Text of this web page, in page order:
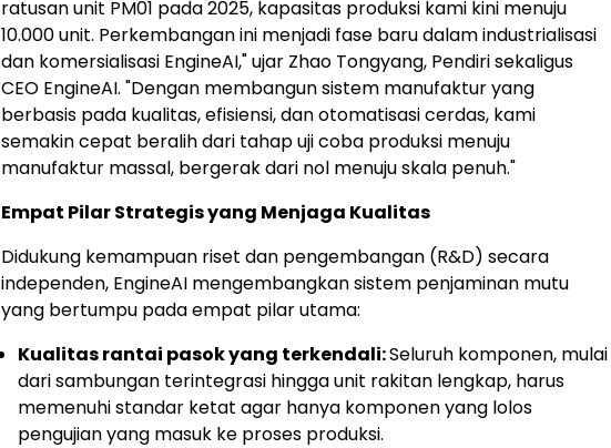
ratusan unit PM01 pada 2025, kapasitas produksi kami kini menuju
10.000 unit. Perkembangan ini menjadi fase baru dalam industrialisasi
dan komersialisasi EngineAI," ujar Zhao Tongyang, Pendiri sekaligus
CEO EngineAI. "Dengan membangun sistem manufaktur yang
berbasis pada kualitas, efisiensi, dan otomatisasi cerdas, kami
semakin cepat beralih dari tahap uji coba produksi menuju
manufaktur massal, bergerak dari nol menuju skala penuh."
Empat Pilar Strategis yang Menjaga Kualitas
Didukung kemampuan riset dan pengembangan (R&D) secara
independen, EngineAI mengembangkan sistem penjaminan mutu
yang bertumpu pada empat pilar utama:
Kualitas rantai pasok yang terkendali:Seluruh komponen, mulai
dari sambungan terintegrasi hingga unit rakitan lengkap, harus
memenuhi standar ketat agar hanya komponen yang lolos
pengujian yang masuk ke proses produksi.